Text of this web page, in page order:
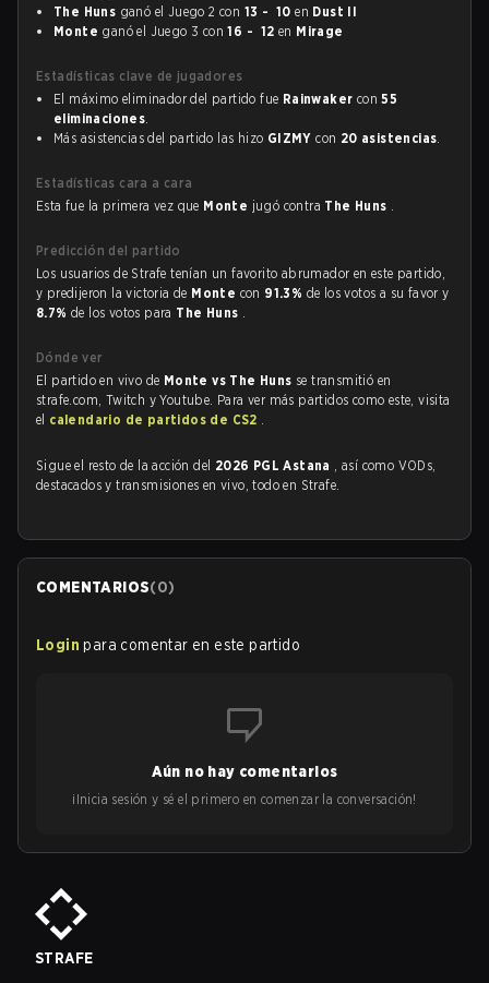
The Huns ganó el Juego 2 con 13 - 10 en Dust II
Monte ganó el Juego 3 con16 - 12 en Mirage
Estadísticas clave de jugadores
El máximo eliminador del partido fue Rainwaker con55
eliminaciones.
Más asistencias del partido las hizo GIZMY con 20 asistencias.
Estadísticas cara a cara
Esta fue la primera vez que Monte jugó contra The Huns .
Predicción del partido
Los usuarios de Strafe tenían un favorito abrumador en este partido,
y predijeron la victoria de Monte con 91.3% de los votos a su favor y
8.7% de los votos para The Huns .
Dónde ver
El partido en vivo de Monte vs The Huns se transmitió en
strafe.com, Twitch y Youtube. Para ver más partidos como este, visita
el calendario de partidos de CS2 .
Sigue el resto de la acción del 2026 PGL Astana , así como VODs,
destacados y transmisiones en vivo, todo en Strafe.
COMENTARIOS(0)
Login para comentar en este partido
Aún no hay comentarios
¡Inicia sesión y sé el primero en comenzar la conversación!
STRAFE